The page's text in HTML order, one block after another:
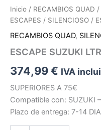
Inicio / RECAMBIOS QUAD /
ESCAPES / SILENCIOSO /
RECAMBIOS QUAD,
ESCAPE SUZUKI
374,99€ IVA
SUPERIORES A 75€
Compatible con: SUZUKI
Plazo de entrega: 7-14